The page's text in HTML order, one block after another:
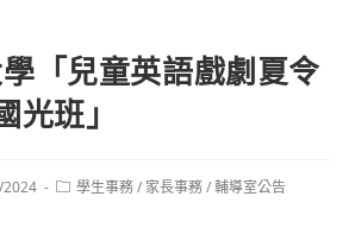
「兒童英語戲劇夏令
光班」
Post學生事務/ 家長事務/輔導室公告